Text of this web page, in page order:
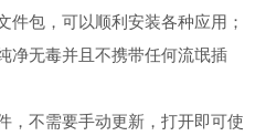
件包，可以顺利安装各种应用；
净无毒并且不携带任何流氓插
，不需要手动更新，打开即可使